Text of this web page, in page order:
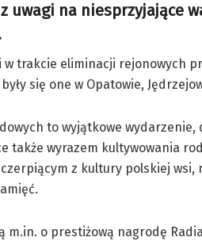
uwagi na niesprzyjające
w trakcie eliminacji rejonowych
się one w Opatowie,
to wyjątkowe wydarzenie,
także wyrazem kultywowania
z kultury polskiej wsi,
m.in. o prestiżową nagrodę